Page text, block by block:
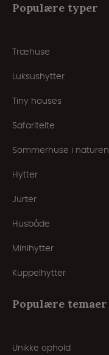
Populære typer
Træhuse
Luksushytter
Tiny houses
Safaritelte
Sommerhuse i naturen
Hytter
Jurter
Husbåde
Minihytter
Kuppelhytter
Populære temaer
Unikke ophold